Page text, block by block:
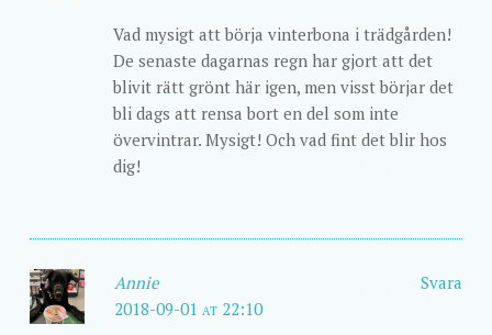
Vad mysigt att börja vinterbona i trädgården!
De senaste dagarnas regn har gjort att det
blivit rätt grönt här igen, men visst börjar det
bli dags att rensa bort en del som inte
övervintrar. Mysigt! Och vad fint det blir hos
dig!
Svara
Annie
2018-09-01 at 22:10